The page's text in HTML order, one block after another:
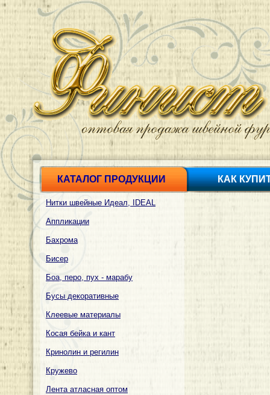
КАТАЛОГ ПРОДУКЦИИ КАК
Нитки швейные Идеал, IDEAL
Аппликации
Бахрома
Бисер
Боа, перо, пух - марабу
Бусы декоративные
Клеевые материалы
Косая бейка и кант
Кринолин и регилин
Кружево
Лента атласная оптом